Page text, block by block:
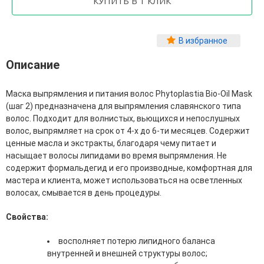
Фитопластика волос
Ампулы для лица
Защита от солнца для лица
Карбокситерапия
Кремы для лица
Лосьоны, тоники и мисты для лица
Масла для лица
Мицеллярная вода
Молочко и сливки для лица
Наборы для ухода за лицом
Пенки и муссы для лица
Средства для умывания
Сыворотки, эликсиры, эмульсии, концентраты и
В избранное
Описание
Маска выпрямления и питания волос Phytoplastia Bio-Oil Mask
(шаг 2) предназначена для выпрямления славянского типа
волос. Подходит для волнистых, вьющихся и непослушных
волос, выпрямляет на срок от 4-х до 6-ти месяцев. Содержит
ценные масла и экстракты, благодаря чему питает и
насыщает волосы липидами во время выпрямления. Не
содержит формальдегид и его производные, комфортная для
мастера и клиента, может использоваться на осветленных
волосах, смывается в день процедуры.
Свойства:
восполняет потерю липидного баланса
внутренней и внешней структуры волос;